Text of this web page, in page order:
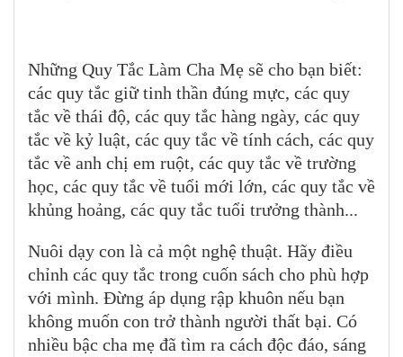
Những Quy Tắc Làm Cha Mẹ sẽ cho bạn biết:
các quy tắc giữ tinh thần đúng mực, các quy
tắc về thái độ, các quy tắc hàng ngày, các quy
tắc về kỷ luật, các quy tắc về tính cách, các quy
tắc về anh chị em ruột, các quy tắc về trường
học, các quy tắc về tuổi mới lớn, các quy tắc về
khủng hoảng, các quy tắc tuổi trưởng thành...
Nuôi dạy con là cả một nghệ thuật. Hãy điều
chỉnh các quy tắc trong cuốn sách cho phù hợp
với mình. Đừng áp dụng rập khuôn nếu bạn
không muốn con trở thành người thất bại. Có
nhiều bậc cha mẹ đã tìm ra cách độc đáo, sáng